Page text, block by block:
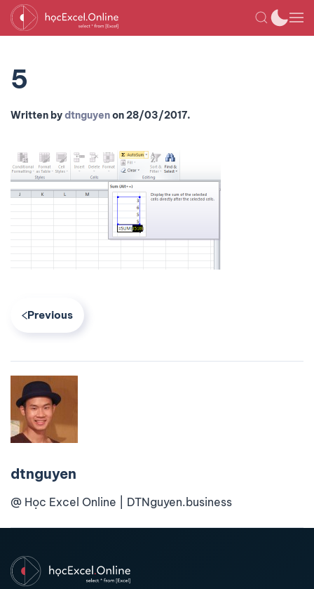
5
Written bydtnguyenon28/03/2017.
Previous
dtnguyen
@ Học Excel Online | DTNguyen.business